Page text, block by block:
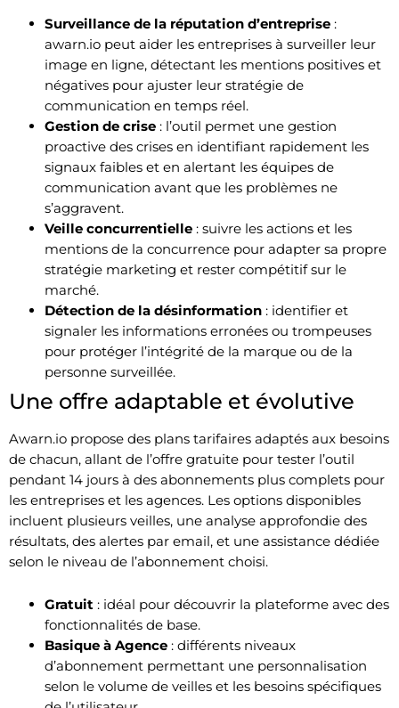
Surveillance de la réputation d’entreprise :
awarn.io peut aider les entreprises à surveiller leur
image en ligne, détectant les mentions positives et
négatives pour ajuster leur stratégie de
communication en temps réel.
Gestion de crise : l’outil permet une gestion
proactive des crises en identifiant rapidement les
signaux faibles et en alertant les équipes de
communication avant que les problèmes ne
s’aggravent.
Veille concurrentielle : suivre les actions et les
mentions de la concurrence pour adapter sa propre
stratégie marketing et rester compétitif sur le
marché.
Détection de la désinformation : identifier et
signaler les informations erronées ou trompeuses
pour protéger l’intégrité de la marque ou de la
personne surveillée.
Une offre adaptable et évolutive
Awarn.io propose des plans tarifaires adaptés aux besoins
de chacun, allant de l’offre gratuite pour tester l’outil
pendant 14 jours à des abonnements plus complets pour
les entreprises et les agences. Les options disponibles
incluent plusieurs veilles, une analyse approfondie des
résultats, des alertes par email, et une assistance dédiée
selon le niveau de l’abonnement choisi.
Gratuit : idéal pour découvrir la plateforme avec des
fonctionnalités de base.
Basique à Agence : différents niveaux
d’abonnement permettant une personnalisation
selon le volume de veilles et les besoins spécifiques